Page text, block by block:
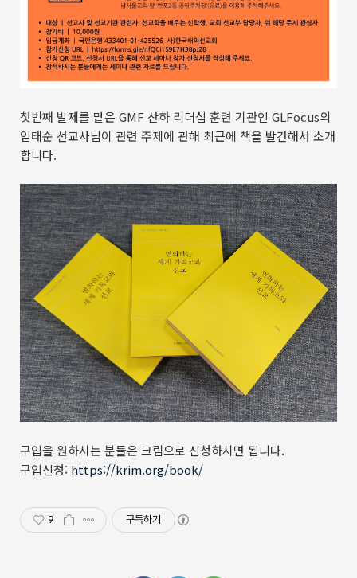
첫번째 발제를 맡은 GMF 산하 리더십 훈련 기관인 GLFocus의
임태순 선교사님이 관련 주제에 관해 최근에 책을 발간해서 소개
합니다.
구입을 원하시는 분들은 크림으로 신청하시면 됩니다.
구입신청: https://krim.org/book/
9 구독하기